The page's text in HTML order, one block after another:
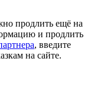
продлить ещё на
и продлить
, введите
на сайте.